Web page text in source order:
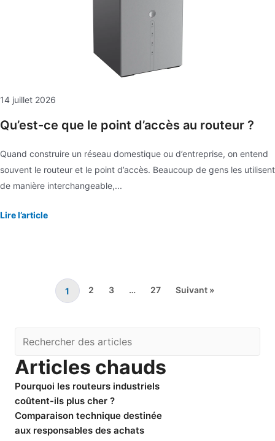
14 juillet 2026
Qu’est-ce que le point d’accès au routeur ?
Quand construire un réseau domestique ou d’entreprise, on entend
souvent le routeur et le point d’accès. Beaucoup de gens les utilisent
de manière interchangeable,...
Lire l’article
1 2 3 … 27 Suivant »
Articles chauds
Pourquoi les routeurs industriels
coûtent-ils plus cher ?
Comparaison technique destinée
aux responsables des achats